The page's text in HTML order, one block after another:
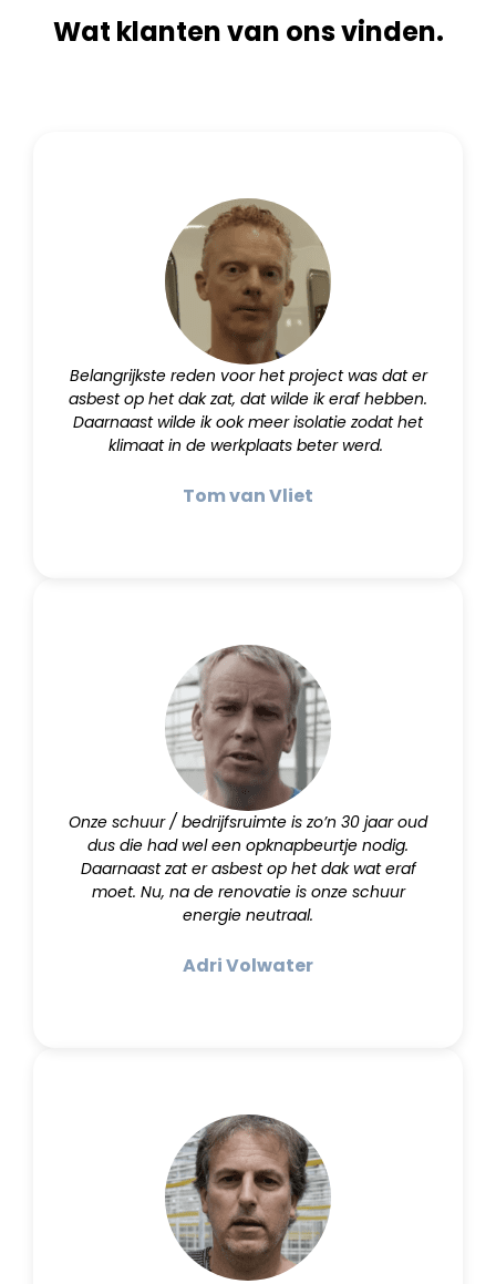
Wat klanten van ons vinden.
Belangrijkste reden voor het project was dat er
asbest op het dak zat, dat wilde ik eraf hebben.
Daarnaast wilde ik ook meer isolatie zodat het
klimaat in de werkplaats beter werd.
Tom van Vliet
Onze schuur / bedrijfsruimte is zo’n 30 jaar oud
dus die had wel een opknapbeurtje nodig.
Daarnaast zat er asbest op het dak wat eraf
moet. Nu, na de renovatie is onze schuur
energie neutraal.
Adri Volwater